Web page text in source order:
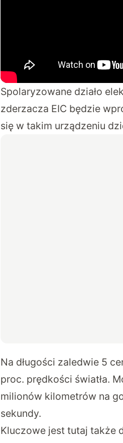
Spolaryzowane działo
zderzacza EIC będzie
się w takim urządzeniu
Na długości zaledwie 5
proc. prędkości światła.
milionów kilometrów na
sekundy.
Kluczowe jest tutaj także